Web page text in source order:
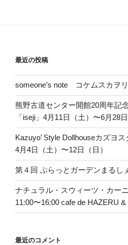
最近の投稿
someone’s note コケムスカヲリ
熊野古道センター開館20周年
「iseji」4月11日（土）〜6月28日
Kazuyo’ Style Dollhouseカズヨ
4月4日（土）〜12日（日）
第４回 ぷらっとガーデンまるしぇ
ナチュラル・スウィーツ・カー
11:00〜16:00 cafe de HAZERU
最近のコメント